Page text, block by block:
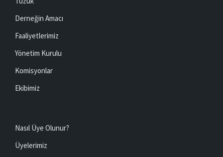
Derneğin Amacı
Faaliyetlerimiz
Yönetim Kurulu
Komisyonlar
Ekibimiz
Nasıl Üye Olunur?
Üyelerimiz